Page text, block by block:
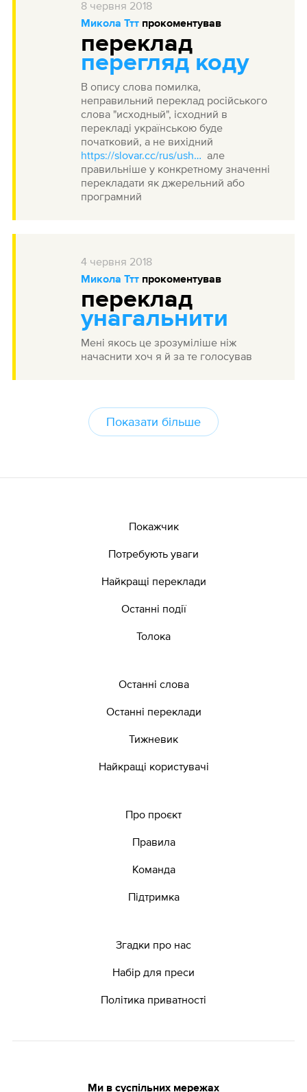
8 червня 2018
Микола Тттпрокоментував
переклад
перегляд коду
В опису слова помилка,
неправильний переклад російського
слова "исходный", ісходний в
перекладі українською буде
початковий, а не вихідний
https://slovar.cc/rus/ushakov/404241.html але
правильніше у конкретному значенні
перекладати як джерельний або
програмний
4 червня 2018
Микола Тттпрокоментував
переклад
унагальнити
Мені якось це зрозуміліше ніж
начаснити хоч я й за те голосував
Показати більше
Покажчик
Потребують уваги
Найкращі переклади
Останні події
Толока
Останні слова
Останні переклади
Тижневик
Найкращі користувачі
Про проєкт
Правила
Команда
Підтримка
Згадки про нас
Набір для преси
Політика приватності
Ми в суспільних мережах